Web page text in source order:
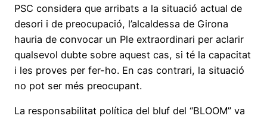
PSC considera que arribats a la situació actual de
desori i de preocupació, l’alcaldessa de Girona
hauria de convocar un Ple extraordinari per aclarir
qualsevol dubte sobre aquest cas, si té la capacitat
i les proves per fer-ho. En cas contrari, la situació
no pot ser més preocupant.
La responsabilitat política del bluf del “BLOOM” va